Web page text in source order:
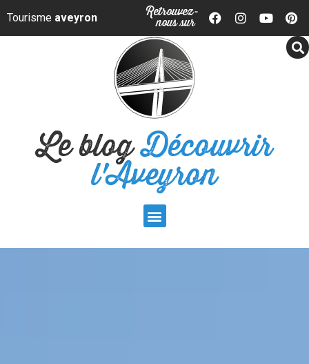
Panneau de gestion des cookies
Tourisme aveyron Retrouvez-
nous sur
Le blogDécouvrir
l'Aveyron